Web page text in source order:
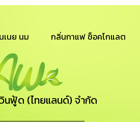
เนย นม กลิ่นกาแฟ ช็อคโกแลต
นฟู้ด (ไทยแลนด์) จำกัด